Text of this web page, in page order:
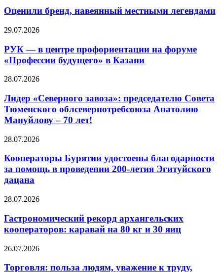
Оценили бренд, навеянный местными легендами
29.07.2026
РУК — в центре профориентации на форуме
«Профессии будущего» в Казани
28.07.2026
Лидер «Северного завоза»: председателю Совета
Тюменского облсеверпотребсоюза Анатолию
Мануйлову – 70 лет!
28.07.2026
Кооператоры Бурятии удостоены благодарности
за помощь в проведении 200-летия Эгитуйского
дацана
28.07.2026
Гастрономический рекорд архангельских
кооператоров: каравай на 80 кг и 30 яиц
26.07.2026
Торговля: польза людям, уважение к труду,